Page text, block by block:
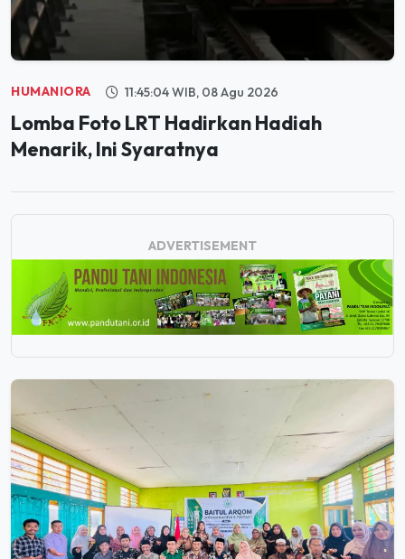
HUMANIORA 11:45:04 WIB, 08 Agu 2026
Lomba Foto LRT Hadirkan Hadiah
Menarik, Ini Syaratnya
ADVERTISEMENT